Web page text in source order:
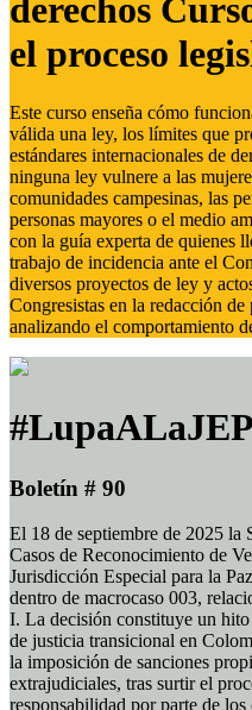
derechos
el proceso
Este curso enseña cómo
válida una ley, los límites que
estándares internacionales de
ninguna ley vulnere a las
comunidades campesinas, las
personas mayores o el medio
con la guía experta de quienes
trabajo de incidencia ante el
diversos proyectos de ley y
Congresistas en la redacción
analizando el comportamiento
#LupaALaJEP
Boletín # 90
El 18 de septiembre de 2025 la
Casos de Reconocimiento de
Jurisdicción Especial para la
dentro de macrocaso 003,
I. La decisión constituye un
de justicia transicional en
la imposición de sanciones
extrajudiciales, tras surtir el
responsabilidad por parte de los